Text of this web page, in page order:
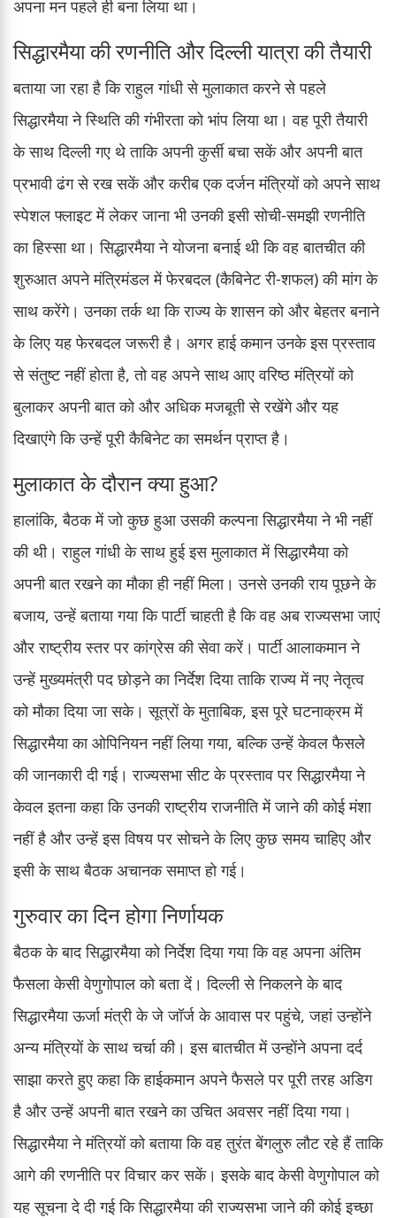
अपना मन पहले ही बना लिया था।
सिद्धारमैया की रणनीति और दिल्ली यात्रा की तैयारी
बताया जा रहा है कि राहुल गांधी से मुलाकात करने से पहले
सिद्धारमैया ने स्थिति की गंभीरता को भांप लिया था। वह पूरी तैयारी
के साथ दिल्ली गए थे ताकि अपनी कुर्सी बचा सकें और अपनी बात
प्रभावी ढंग से रख सकें और करीब एक दर्जन मंत्रियों को अपने साथ
स्पेशल फ्लाइट में लेकर जाना भी उनकी इसी सोची-समझी रणनीति
का हिस्सा था। सिद्धारमैया ने योजना बनाई थी कि वह बातचीत की
शुरुआत अपने मंत्रिमंडल में फेरबदल (कैबिनेट री-शफल) की मांग के
साथ करेंगे। उनका तर्क था कि राज्य के शासन को और बेहतर बनाने
के लिए यह फेरबदल जरूरी है। अगर हाई कमान उनके इस प्रस्ताव
से संतुष्ट नहीं होता है, तो वह अपने साथ आए वरिष्ठ मंत्रियों को
बुलाकर अपनी बात को और अधिक मजबूती से रखेंगे और यह
दिखाएंगे कि उन्हें पूरी कैबिनेट का समर्थन प्राप्त है।
मुलाकात के दौरान क्या हुआ?
हालांकि, बैठक में जो कुछ हुआ उसकी कल्पना सिद्धारमैया ने भी नहीं
की थी। राहुल गांधी के साथ हुई इस मुलाकात में सिद्धारमैया को
अपनी बात रखने का मौका ही नहीं मिला। उनसे उनकी राय पूछने के
बजाय, उन्हें बताया गया कि पार्टी चाहती है कि वह अब राज्यसभा जाएं
और राष्ट्रीय स्तर पर कांग्रेस की सेवा करें। पार्टी आलाकमान ने
उन्हें मुख्यमंत्री पद छोड़ने का निर्देश दिया ताकि राज्य में नए नेतृत्व
को मौका दिया जा सके। सूत्रों के मुताबिक, इस पूरे घटनाक्रम में
सिद्धारमैया का ओपिनियन नहीं लिया गया, बल्कि उन्हें केवल फैसले
की जानकारी दी गई। राज्यसभा सीट के प्रस्ताव पर सिद्धारमैया ने
केवल इतना कहा कि उनकी राष्ट्रीय राजनीति में जाने की कोई मंशा
नहीं है और उन्हें इस विषय पर सोचने के लिए कुछ समय चाहिए और
इसी के साथ बैठक अचानक समाप्त हो गई।
गुरुवार का दिन होगा निर्णायक
बैठक के बाद सिद्धारमैया को निर्देश दिया गया कि वह अपना अंतिम
फैसला केसी वेणुगोपाल को बता दें। दिल्ली से निकलने के बाद
सिद्धारमैया ऊर्जा मंत्री के जे जॉर्ज के आवास पर पहुंचे, जहां उन्होंने
अन्य मंत्रियों के साथ चर्चा की। इस बातचीत में उन्होंने अपना दर्द
साझा करते हुए कहा कि हाईकमान अपने फैसले पर पूरी तरह अडिग
है और उन्हें अपनी बात रखने का उचित अवसर नहीं दिया गया।
सिद्धारमैया ने मंत्रियों को बताया कि वह तुरंत बेंगलुरु लौट रहे हैं ताकि
आगे की रणनीति पर विचार कर सकें। इसके बाद केसी वेणुगोपाल को
यह सूचना दे दी गई कि सिद्धारमैया की राज्यसभा जाने की कोई इच्छा